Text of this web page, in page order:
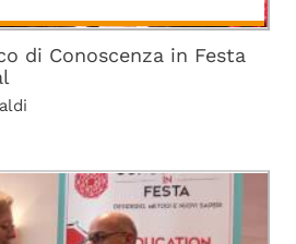
di Conoscenza in Festa